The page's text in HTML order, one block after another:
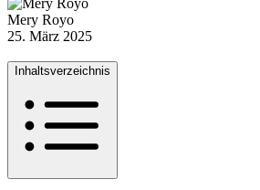
Mery Royo
25. März 2025
Inhaltsverzeichnis